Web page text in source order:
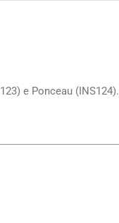
e Ponceau (INS124).